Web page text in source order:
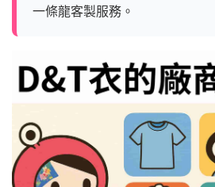
一條龍客製服務。